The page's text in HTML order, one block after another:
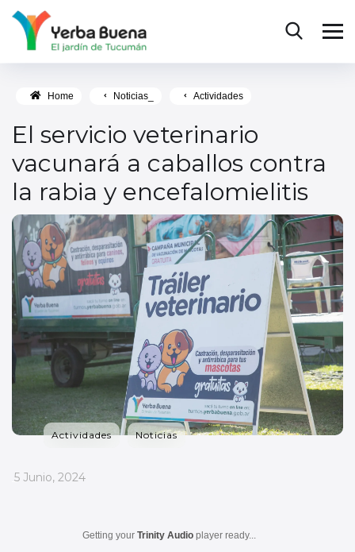
Home Noticias_ Actividades
El servicio veterinario
vacunará a caballos contra
la rabia y encefalomielitis
Actividades Noticias
_
5 Junio, 2024
Getting your Trinity Audio player ready...